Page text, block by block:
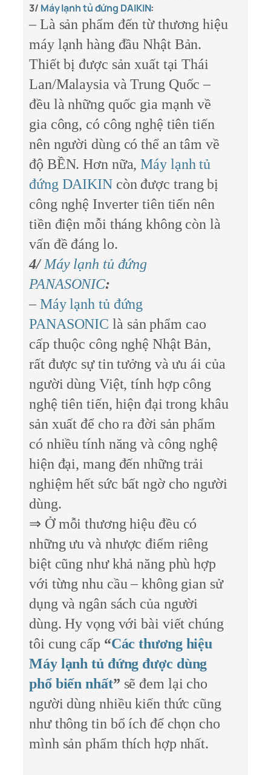
3/ Máy lạnh tủ đứng DAIKIN:
– Là sản phẩm đến từ thương hiệu
máy lạnh hàng đầu Nhật Bản.
Thiết bị được sản xuất tại Thái
Lan/Malaysia và Trung Quốc –
đều là những quốc gia mạnh về
gia công, có công nghệ tiên tiến
nên người dùng có thể an tâm về
độ BỀN. Hơn nữa, Máy lạnh tủ
đứng DAIKIN còn được trang bị
công nghệ Inverter tiên tiến nên
tiền điện mỗi tháng không còn là
vấn đề đáng lo.
4/ Máy lạnh tủ đứng
PANASONIC:
–Máy lạnh tủ đứng
PANASONIC là sản phẩm cao
cấp thuộc công nghệ Nhật Bản,
rất được sự tin tưởng và ưu ái của
người dùng Việt, tính hợp công
nghệ tiên tiến, hiện đại trong khâu
sản xuất để cho ra đời sản phẩm
có nhiều tính năng và công nghệ
hiện đại, mang đến những trải
nghiệm hết sức bất ngờ cho người
dùng.
⇒ Ở mỗi thương hiệu đều có
những ưu và nhược điểm riêng
biệt cũng như khả năng phù hợp
với từng nhu cầu – không gian sử
dụng và ngân sách của người
dùng. Hy vọng với bài viết chúng
tôi cung cấp “Các thương hiệu
Máy lạnh tủ đứng được dùng
phổ biến nhất” sẽ đem lại cho
người dùng nhiều kiến thức cũng
như thông tin bổ ích để chọn cho
mình sản phẩm thích hợp nhất.